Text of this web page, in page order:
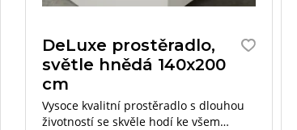
DeLuxe prostěradlo,
světle hnědá 140x200
cm
Vysoce kvalitní prostěradlo s dlouhou
životností se skvěle hodí ke všem